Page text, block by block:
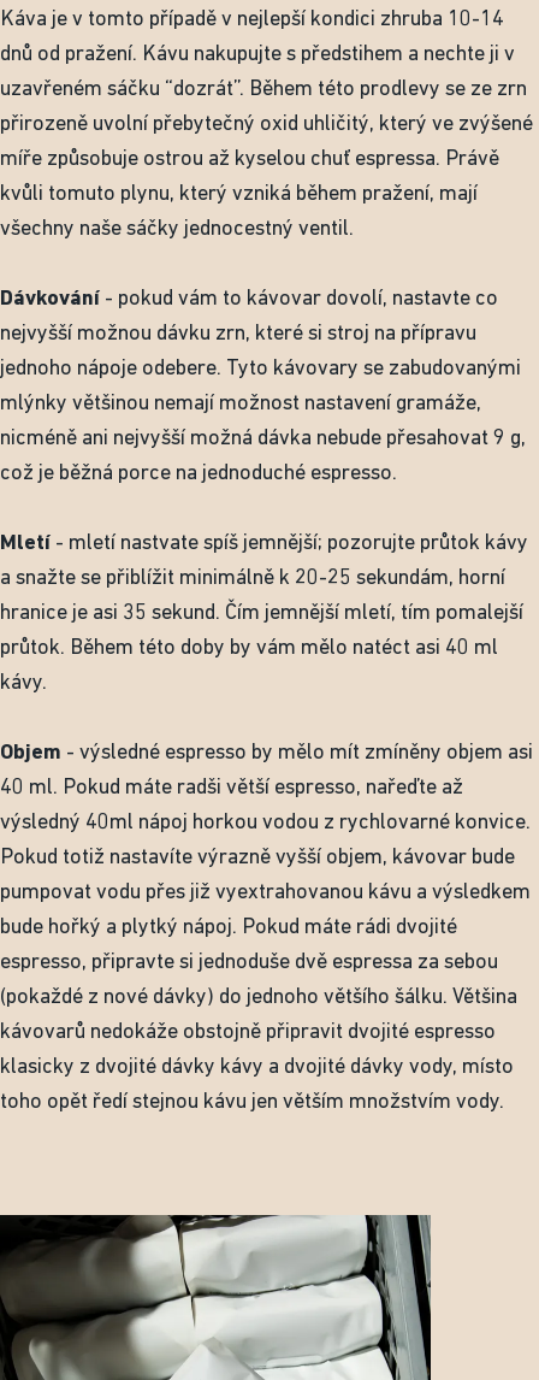
Káva je v tomto případě v nejlepší kondici zhruba 10-14
dnů od pražení. Kávu nakupujte s předstihem a nechte ji v
uzavřeném sáčku “dozrát”. Během této prodlevy se ze zrn
přirozeně uvolní přebytečný oxid uhličitý, který ve zvýšené
míře způsobuje ostrou až kyselou chuť espressa. Právě
kvůli tomuto plynu, který vzniká během pražení, mají
všechny naše sáčky jednocestný ventil.
Dávkování - pokud vám to kávovar dovolí, nastavte co
nejvyšší možnou dávku zrn, které si stroj na přípravu
jednoho nápoje odebere. Tyto kávovary se zabudovanými
mlýnky většinou nemají možnost nastavení gramáže,
nicméně ani nejvyšší možná dávka nebude přesahovat 9 g,
což je běžná porce na jednoduché espresso.
Mletí - mletí nastvate spíš jemnější; pozorujte průtok kávy
a snažte se přiblížit minimálně k 20-25 sekundám, horní
hranice je asi 35 sekund. Čím jemnější mletí, tím pomalejší
průtok. Během této doby by vám mělo natéct asi 40 ml
kávy.
Objem - výsledné espresso by mělo mít zmíněny objem asi
40 ml. Pokud máte radši větší espresso, nařeďte až
výsledný 40ml nápoj horkou vodou z rychlovarné konvice.
Pokud totiž nastavíte výrazně vyšší objem, kávovar bude
pumpovat vodu přes již vyextrahovanou kávu a výsledkem
bude hořký a plytký nápoj. Pokud máte rádi dvojité
espresso, připravte si jednoduše dvě espressa za sebou
(pokaždé z nové dávky) do jednoho většího šálku. Většina
kávovarů nedokáže obstojně připravit dvojité espresso
klasicky z dvojité dávky kávy a dvojité dávky vody, místo
toho opět ředí stejnou kávu jen větším množstvím vody.